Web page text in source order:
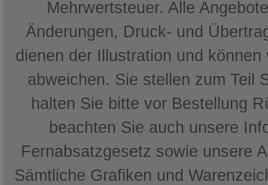
Mehrwertsteuer. Alle
Änderungen, Druck- und
dienen der Illustration und
abweichen. Sie stellen zum Teil
halten Sie bitte vor Bestellung
beachten Sie auch unsere
Fernabsatzgesetz sowie unsere
Sämtliche Grafiken und